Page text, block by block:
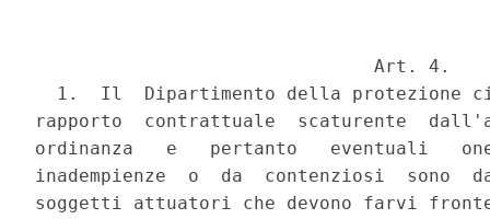
                               Art. 4.
1.  Il  Dipartimento della protezione
rapporto  contrattuale  scaturente
ordinanza   e   pertanto   eventuali
inadempienze  o  da  contenziosi  sono
soggetti attuatori che devono farvi